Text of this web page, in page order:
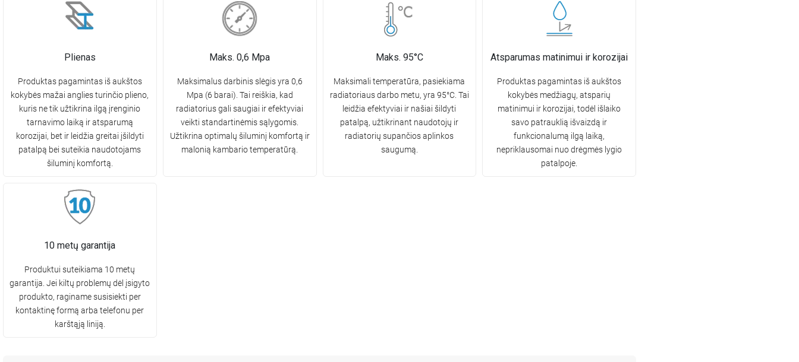
Plienas
Produktas pagamintas iš aukštos
kokybės mažai anglies turinčio plieno,
kuris ne tik užtikrina ilgą įrenginio
tarnavimo laiką ir atsparumą
korozijai, bet ir leidžia greitai įšildyti
patalpą bei suteikia naudotojams
šiluminį komfortą.
Maks. 0,6 Mpa
Maksimalus darbinis slėgis yra 0,6
Mpa (6 barai). Tai reiškia, kad
radiatorius gali saugiai ir efektyviai
veikti standartinėmis sąlygomis.
Užtikrina optimalų šiluminį komfortą ir
malonią kambario temperatūrą.
Maks. 95°C
Maksimali temperatūra, pasiekiama
radiatoriaus darbo metu, yra 95°C. Tai
leidžia efektyviai ir našiai šildyti
patalpą, užtikrinant naudotojų ir
radiatorių supančios aplinkos
saugumą.
Atsparumas matinimui ir korozijai
Produktas pagamintas iš aukštos
kokybės medžiagų, atsparių
matinimui ir korozijai, todėl išlaiko
savo patrauklią išvaizdą ir
funkcionalumą ilgą laiką,
nepriklausomai nuo drėgmės lygio
patalpoje.
10 metų garantija
Produktui suteikiama 10 metų
garantija. Jei kiltų problemų dėl įsigyto
produkto, raginame susisiekti per
kontaktinę formą arba telefonu per
karštąją liniją.